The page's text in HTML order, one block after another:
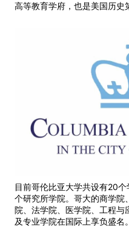
高等教育学府，也是美国历史
目前哥伦比亚大学共设有20
个研究所学院。哥大的商学院
院、法学院、医学院、工程与
及专业学院在国际上享负盛名。